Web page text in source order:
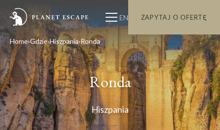
EN ZAPYTAJ O OFERTĘ
Home Gdzie Hiszpania Ronda
Ronda
Hiszpania